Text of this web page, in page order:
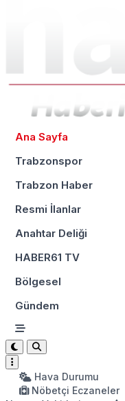
Ana Sayfa
Trabzonspor
Trabzon Haber
Resmi İlanlar
Anahtar Deliği
HABER61 TV
Bölgesel
Gündem
Hava Durumu
Nöbetçi Eczaneler